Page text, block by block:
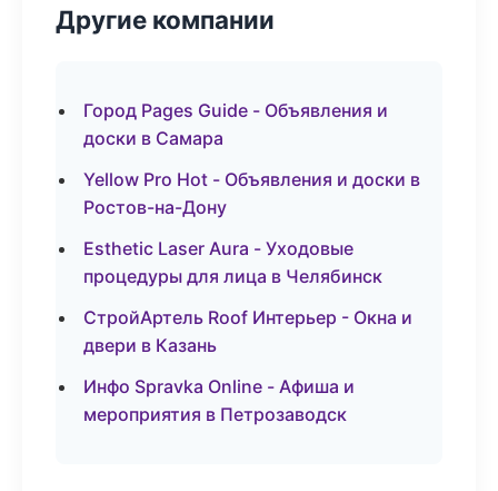
Другие компании
Город Pages Guide - Объявления и
доски в Самара
Yellow Pro Hot - Объявления и доски в
Ростов-на-Дону
Esthetic Laser Aura - Уходовые
процедуры для лица в Челябинск
СтройАртель Roof Интерьер - Окна и
двери в Казань
Инфо Spravka Online - Афиша и
мероприятия в Петрозаводск